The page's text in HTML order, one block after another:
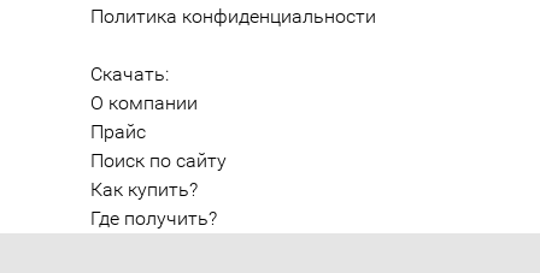
Политика конфиденциальности
Скачать:
О компании
Прайс
Поиск по сайту
Как купить?
Где получить?